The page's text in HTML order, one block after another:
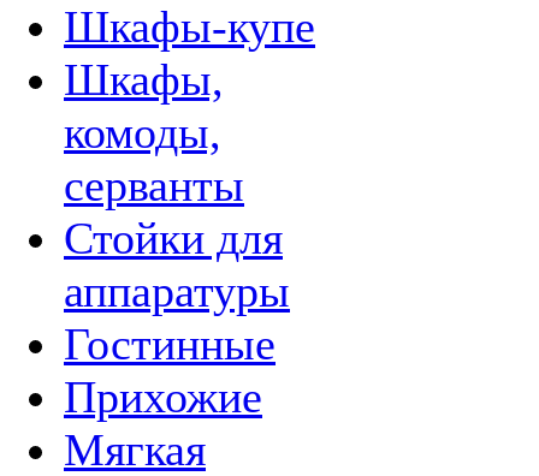
Шкафы-купе
Шкафы,
комоды,
серванты
Стойки для
аппаратуры
Гостинные
Прихожие
Мягкая